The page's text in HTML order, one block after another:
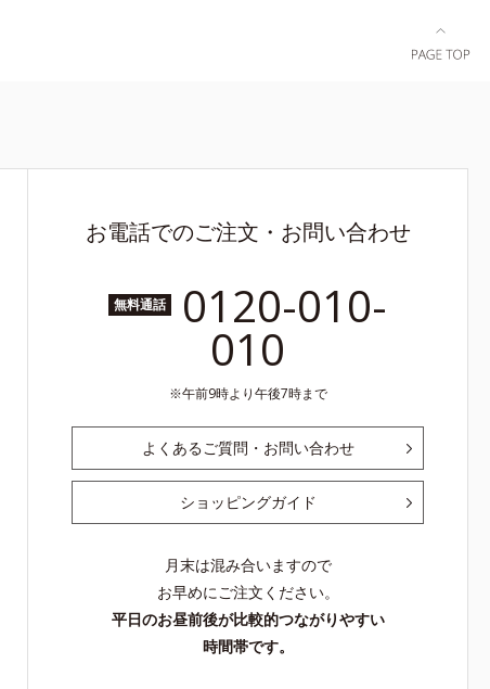
お電話でのご注文・お問い合わせ
無料通話 0120-010-
010
午前9時より午後7時まで
よくあるご質問・お問い合わせ
ショッピングガイド
月末は混み合いますので
お早めにご注文ください。
平日のお昼前後が比較的つながりやすい
時間帯です。